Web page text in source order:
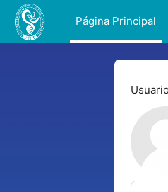
Salta al contenido principal
Página Principal